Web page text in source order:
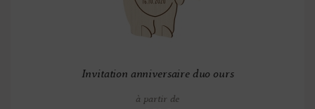
Invitation anniversaire duo ours
à partir de